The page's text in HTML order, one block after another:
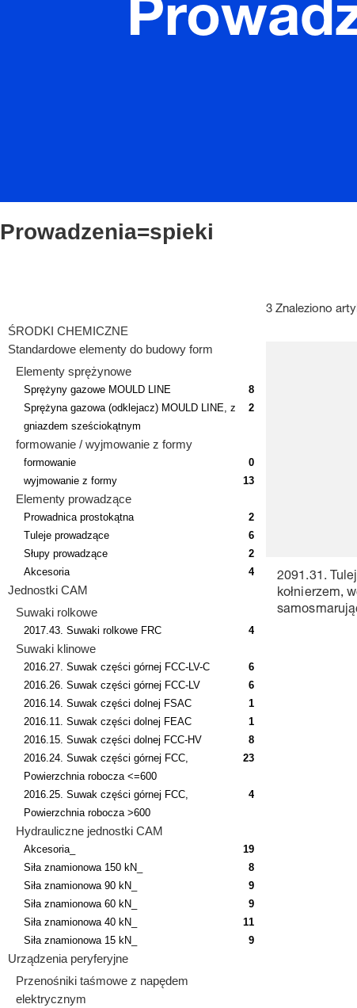
Prowadzenia=spieki
ŚRODKI CHEMICZNE
Standardowe elementy do budowy form
Elementy sprężynowe
Sprężyny gazowe MOULD LINE
8
Sprężyna gazowa (odklejacz) MOULD LINE, z
gniazdem sześciokątnym
2
formowanie / wyjmowanie z formy
formowanie
0
wyjmowanie z formy
13
Elementy prowadzące
Prowadnica prostokątna
2
Tuleje prowadzące
6
Słupy prowadzące
2
Akcesoria
4
Jednostki CAM
Suwaki rolkowe
2017.43. Suwaki rolkowe FRC 4
Suwaki klinowe
2016.27. Suwak części górnej FCC-LV-C
6
2016.26. Suwak części górnej FCC-LV
6
2016.14. Suwak części dolnej FSAC
1
2016.11. Suwak części dolnej FEAC
1
2016.15. Suwak części dolnej FCC-HV
8
2016.24. Suwak części górnej FCC,
Powierzchnia robocza <=600
23
2016.25. Suwak części górnej FCC,
Powierzchnia robocza >600
4
Hydrauliczne jednostki CAM
Akcesoria_
19
Siła znamionowa 150 kN_
8
Siła znamionowa 90 kN_
9
Siła znamionowa 60 kN_
9
Siła znamionowa 40 kN_
11
Siła znamionowa 15 kN_
9
Urządzenia peryferyjne
Przenośniki taśmowe z napędem
elektrycznym
3 Znaleziono
2091.31.
kołnierzem,